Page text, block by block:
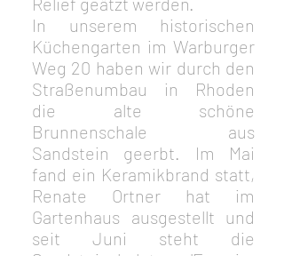
In unserem historischen
Küchengarten im Warburger
Weg 20 haben wir durch den
Straßenumbau in Rhoden
die alte schöne
Brunnenschale aus
Sandstein geerbt. Im Mai
fand ein Keramikbrand statt,
Renate Ortner hat im
Gartenhaus ausgestellt und
seit Juni steht die
Sandsteinskulptur ‚'Frau im